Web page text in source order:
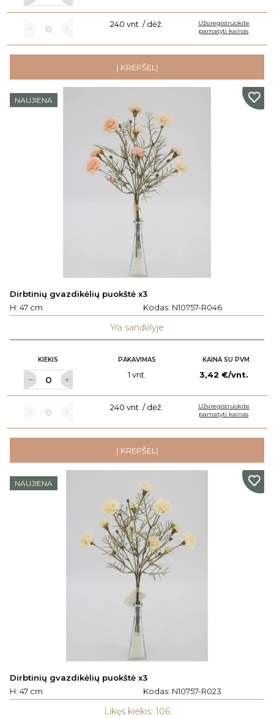
240 vnt. / dėž.
Užsiregistruokite
pamatyti kainas
Į KREPŠELĮ
NAUJIENA
Dirbtinių gvazdikėlių puokštė x3
H: 47 cm
Kodas: N10757-R046
Yra sandėlyje
KIEKIS PAKAVIMAS KAINA SU PVM
1 vnt. 3,42 €/vnt.
240 vnt. / dėž.
Užsiregistruokite
pamatyti kainas
Į KREPŠELĮ
NAUJIENA
Dirbtinių gvazdikėlių puokštė x3
H: 47 cm
Kodas: N10757-R023
Likęs kiekis: 106